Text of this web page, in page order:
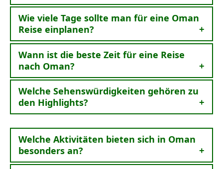
Wie viele Tage sollte man für eine Oman
Reise einplanen?
Wann ist die beste Zeit für eine Reise
nach Oman?
Welche Sehenswürdigkeiten gehören zu
den Highlights?
Welche Aktivitäten bieten sich in Oman
besonders an?